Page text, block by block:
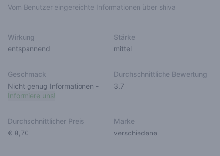
Vom Benutzer eingereichte Informationen über shiva
Wirkung
entspannend
Stärke
mittel
Geschmack
Nicht genug Informationen -
Informiere uns!
Durchschnittliche Bewertung
3.7
Durchschnittlicher Preis
€ 8,70
Marke
verschiedene